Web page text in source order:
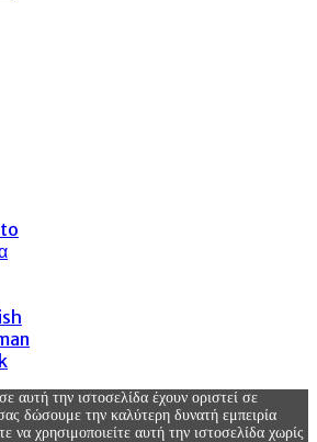
αυτή την ιστοσελίδα έχουν οριστεί σε
δώσουμε την καλύτερη δυνατή εμπειρία
να χρησιμοποιείτε αυτή την ιστοσελίδα χωρίς